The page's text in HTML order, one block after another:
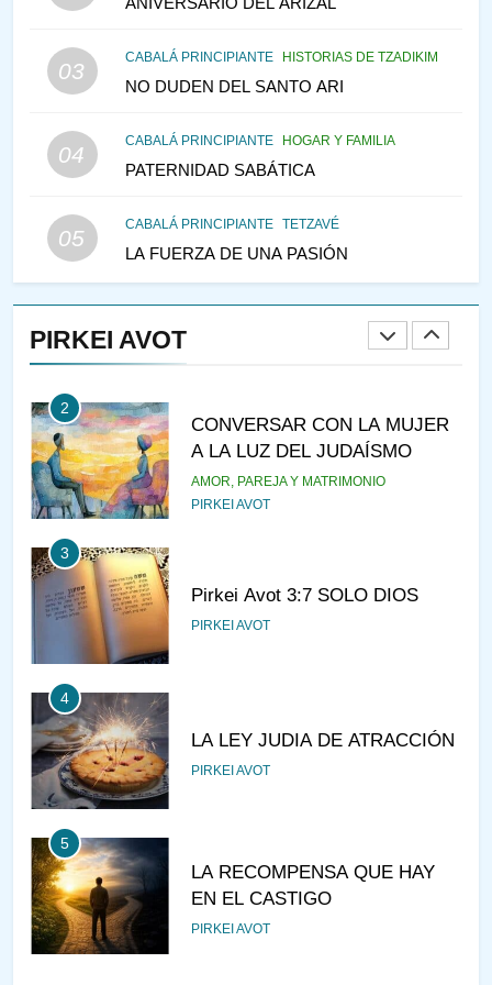
03
CABALÁ PRINCIPIANTE HISTORIAS DE TZADIKIM
NO DUDEN DEL SANTO ARI
04
CABALÁ PRINCIPIANTE HOGAR Y FAMILIA
PATERNIDAD SABÁTICA
05
CABALÁ PRINCIPIANTE TETZAVÉ
LA FUERZA DE UNA PASIÓN
PIRKEI AVOT
TEMPLO Y LA ALEGRÍA EN
VEAMOS ¿POR QUÉ
IEHOSHÚA? Y LA QUEJA DE
1
RAZI ¿QUIÉN ES SABIO?
2
CONVERSAR CON LA MUJER
A LA LUZ DEL JUDAÍSMO
AMOR, PAREJA Y MATRIMONIO
PIRKEI AVOT
3
Pirkei Avot 3:7 SOLO DIOS
PIRKEI AVOT
4
LA LEY JUDIA DE ATRACCIÓN
PIRKEI AVOT
5
LA RECOMPENSA QUE HAY
EN EL CASTIGO
PIRKEI AVOT